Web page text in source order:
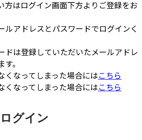
方はログイン画面下方よりご登録をお
ルアドレスとパスワードでログインく
ドは登録していただいたメールアドレ
。
くなってしまった場合にはこちら
くなってしまった場合にはこちら
グイン